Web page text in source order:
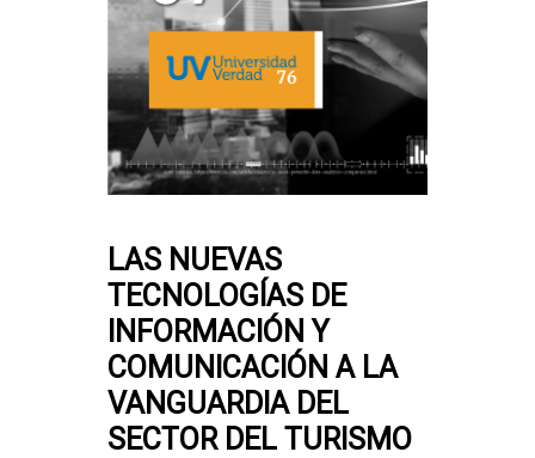
LAS NUEVAS
TECNOLOGÍAS DE
INFORMACIÓN Y
COMUNICACIÓN A LA
VANGUARDIA DEL
SECTOR DEL TURISMO